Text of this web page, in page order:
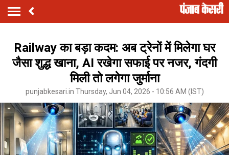
Railway का बड़ा कदम: अब ट्रेनों में मिलेगा घर
जैसा शुद्ध खाना, AI रखेगा सफाई पर नजर, गंदगी
मिली तो लगेगा जुर्माना
punjabkesari.in Thursday, Jun 04, 2026 - 10:56 AM (IST)